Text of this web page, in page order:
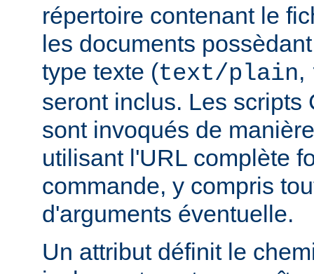
répertoire contenant le
les documents
type texte (text/plain,
seront inclus. Les scripts
sont invoqués de
utilisant l'URL complète
commande, y compris
d'arguments éventuelle.
Un attribut définit le